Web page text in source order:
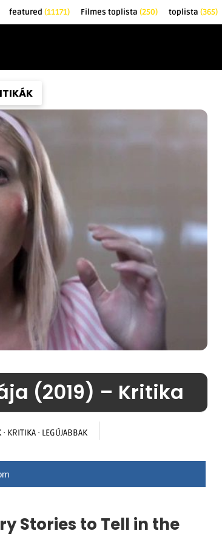
featured (11171) Filmes toplista (250) toplista (365)
(2019) – Kritika
· KRITIKA · LEGÚJABBAK
Stories to Tell in the